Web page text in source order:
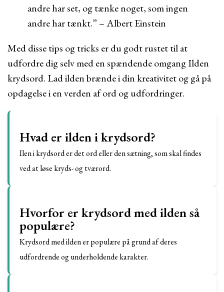
andre har set, og tænke noget, som ingen
andre har tænkt.” – Albert Einstein
Med disse tips og tricks er du godt rustet til at
udfordre dig selv med en spændende omgang Ilden
krydsord. Lad ilden brænde i din kreativitet og gå på
opdagelse i en verden af ord og udfordringer.
Hvad er ilden i krydsord?
Ilen i krydsord er det ord eller den sætning, som skal findes
ved at løse kryds- og tværord.
Hvorfor er krydsord med ilden så
populære?
Krydsord med ilden er populære på grund af deres
udfordrende og underholdende karakter.